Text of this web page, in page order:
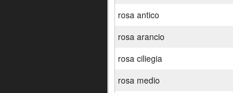
rosa antico
rosa arancio
rosa ciliegia
rosa medio